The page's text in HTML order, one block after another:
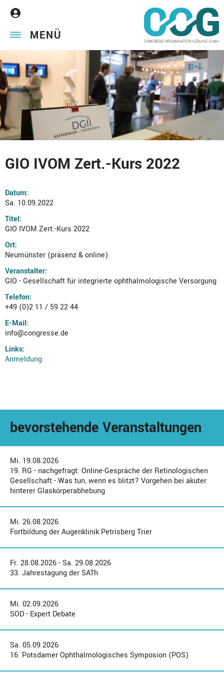
MENÜ
GIO IVOM Zert.-Kurs 2022
Datum:
Sa. 10.09.2022
Titel:
GIO IVOM Zert.-Kurs 2022
Ort:
Neumünster (präsenz & online)
Veranstalter:
GIO - Gesellschaft für integrierte ophthalmologische Versorgung
Telefon:
+49 (0)2 11 / 59 22 44
E-Mail:
info@congresse.de
Links:
Anmeldung
bevorstehende Veranstaltungen
Mi. 19.08.2026
19. RG - nachgefragt: Online-Gespräche der Retinologischen
Gesellschaft - Was tun, wenn es blitzt? Vorgehen bei akuter
hinterer Glaskörperabhebung
Mi. 26.08.2026
Fortbildung der Augenklinik Petrisberg Trier
Fr. 28.08.2026 - Sa. 29.08.2026
33. Jahrestagung der SATh
Mi. 02.09.2026
SOD - Expert Debate
Sa. 05.09.2026
16. Potsdamer Ophthalmologisches Symposion (POS)